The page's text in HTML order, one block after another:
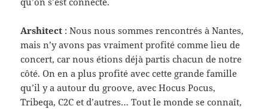
Arshi­tect : Nous nous sommes ren­con­trés à Nantes,
mais n’y avons pas vrai­ment prof­ité comme lieu de
con­cert, car nous étions déjà par­tis cha­cun de notre
côté. On en a plus prof­ité avec cette grande famille
qu’il y a autour du groove, avec Hocus Pocus,
Tribeqa, C2C et d’autres… Tout le monde se con­naît,